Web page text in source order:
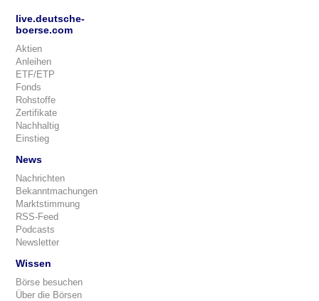
live.deutsche-
boerse.com
Aktien
Anleihen
ETF/ETP
Fonds
Rohstoffe
Zertifikate
Nachhaltig
Einstieg
News
Nachrichten
Bekanntmachungen
Marktstimmung
RSS-Feed
Podcasts
Newsletter
Wissen
Börse besuchen
Über die Börsen